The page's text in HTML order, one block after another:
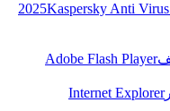
Kaspersky
Adobe Flash
Internet